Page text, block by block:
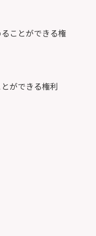
ことができる権
ができる権利